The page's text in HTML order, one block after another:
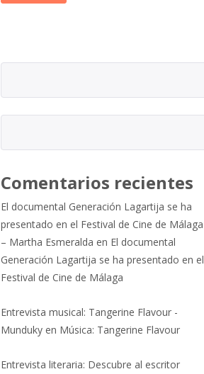
Comentarios recientes
El documental Generación Lagartija se ha
presentado en el Festival de Cine de Málaga
– Martha Esmeralda en El documental
Generación Lagartija se ha presentado en el
Festival de Cine de Málaga
Entrevista musical: Tangerine Flavour -
Munduky en Música: Tangerine Flavour
Entrevista literaria: Descubre al escritor